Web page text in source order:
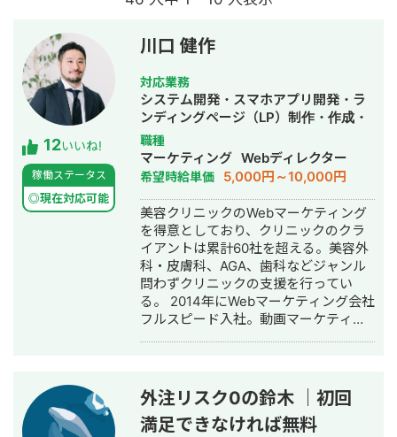
12いいね!
稼働ステータス
◎現在対応可能
川口 健作
対応業務
システム開発・スマホアプリ開発・ラ
ンディングページ（LP）制作・作成・
Youtubeチャンネル運営代行・立ち上
げ・ECサイト構築・ネットショップ作
成代行・SEO対策・新規事業立上・
SNS運用代行・記事作成代行・ライテ
ィング・ホームページ制作・作成・バ
ナー制作・デザイン・ロゴデザイン・
作成・リスティング広告運用代行・オ
ウンドメディア制作・構築・運用代
行・動画制作・動画編集・営業代行
職種
マーケティング Webディレクター
希望時給単価 5,000円～10,000円
美容クリニックのWebマーケティング
を得意としており、クリニックのクラ
イアントは累計60社を超える。美容外
科・皮膚科、AGA、歯科などジャンル
問わずクリニックの支援を行ってい
る。 2014年にWebマーケティング会社
フルスピード入社。動画マーケティン
独立。 独立後はフリーランスとなり、
フロントエンドエンジニア兼総合Web
マーケターとして活動。現在はWebコ
外注リスク0の鈴木 ｜初回
満足できなければ無料